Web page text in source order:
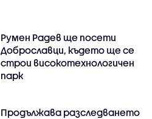
Румен Радев ще посети
Доброславци, където ще се
строи високотехнологичен
парк
Продължава разследването